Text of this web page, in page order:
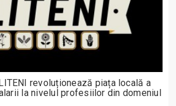
revoluționează piața locală a
la nivelul profesiilor din domeniul